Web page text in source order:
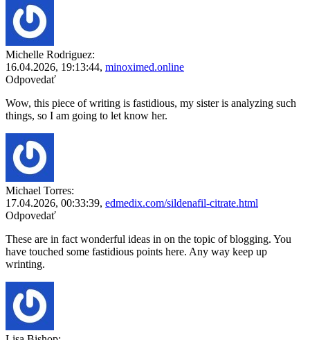
Michelle Rodriguez:
16.04.2026, 19:13:44, minoximed.online
Odpovedať
Wow, this piece of writing is fastidious, my sister is analyzing such
things, so I am going to let know her.
Michael Torres:
17.04.2026, 00:33:39, edmedix.com/sildenafil-citrate.html
Odpovedať
These are in fact wonderful ideas in on the topic of blogging. You
have touched some fastidious points here. Any way keep up
wrinting.